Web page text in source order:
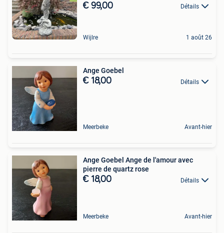
€ 99,00 Détails
Wijlre 1 août 26
Ange Goebel
€ 18,00 Détails
Meerbeke Avant-hier
Ange Goebel Ange de l'amour avec
pierre de quartz rose
€ 18,00 Détails
Meerbeke Avant-hier